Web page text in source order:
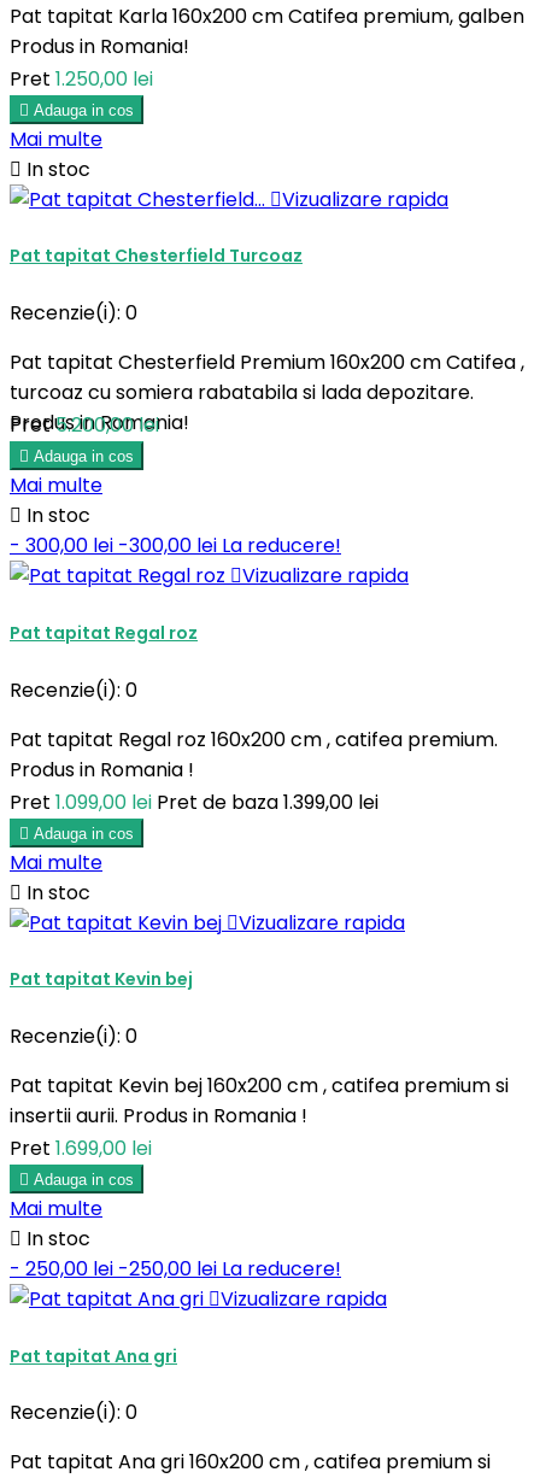
Pat tapitat Karla 160x200 cm Catifea premium, galben
Produs in Romania!
Pret 1.250,00 lei
 Adauga in cos
Mai multe
 In stoc
Vizualizare rapida
Pat tapitat Chesterfield Turcoaz
Recenzie(i): 0
Pat tapitat Chesterfield Premium 160x200 cm Catifea ,
turcoaz cu somiera rabatabila si lada depozitare.
Produs in Romania!
Pret5.200,00 lei
 Adauga in cos
Mai multe
 In stoc
- 300,00 lei -300,00 lei La reducere!
Vizualizare rapida
Pat tapitat Regal roz
Recenzie(i): 0
Pat tapitat Regal roz 160x200 cm , catifea premium.
Produs in Romania !
Pret 1.099,00 lei Pret de baza1.399,00 lei
 Adauga in cos
Mai multe
 In stoc
Vizualizare rapida
Pat tapitat Kevin bej
Recenzie(i): 0
Pat tapitat Kevin bej 160x200 cm , catifea premium si
insertii aurii. Produs in Romania !
Pret 1.699,00 lei
 Adauga in cos
Mai multe
 In stoc
- 250,00 lei -250,00 lei La reducere!
Vizualizare rapida
Pat tapitat Ana gri
Recenzie(i): 0
Pat tapitat Ana gri 160x200 cm , catifea premium si